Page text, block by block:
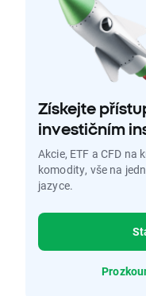
Získejte
investičním
Akcie, ETF a CFD na
komodity, vše na
jazyce.